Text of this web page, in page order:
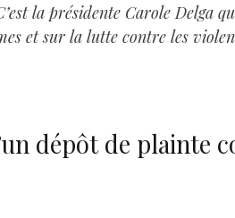
la présidente Carole Delga
et sur la lutte contre les
dépôt de plainte